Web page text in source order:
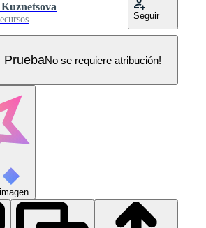
Seguir
PruebaNo se requiere atribución!